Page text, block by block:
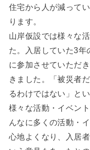
住宅から人が減って
ります。
山岸仮設では様々な
た。入居していた3年
に参加させていただ
きました。「被災者
るわけではない」と
様々な活動・イベン
んなに多くの活動・
心地よくなり、入居